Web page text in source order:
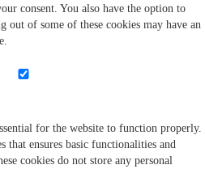
consent. You also have the option to
out of some of these cookies may have an
for the website to function properly.
that ensures basic functionalities and
cookies do not store any personal